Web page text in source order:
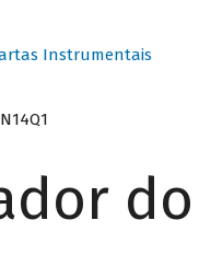
Instrumentais